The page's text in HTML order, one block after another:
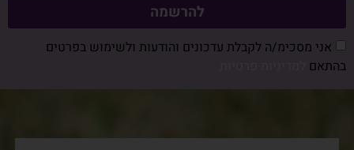
אני מסכימ/ה לקבלת עדכונים והודעות ולשימוש בפרטים
בהתאם
להרשמה